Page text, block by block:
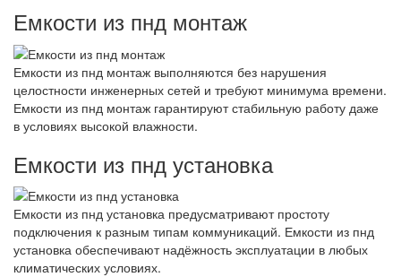
Емкости из пнд монтаж
Емкости из пнд монтаж выполняются без нарушения
целостности инженерных сетей и требуют минимума времени.
Емкости из пнд монтаж гарантируют стабильную работу даже
в условиях высокой влажности.
Емкости из пнд установка
Емкости из пнд установка предусматривают простоту
подключения к разным типам коммуникаций. Емкости из пнд
установка обеспечивают надёжность эксплуатации в любых
климатических условиях.